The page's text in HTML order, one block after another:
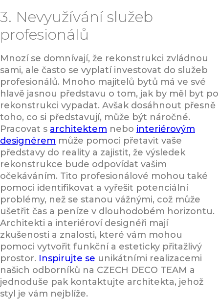
3. Nevyužívání služeb
profesionálů
Mnozí se domnívají, že rekonstrukci zvládnou
sami, ale často se vyplatí investovat do služeb
profesionálů. Mnoho majitelů bytů má ve své
hlavě jasnou představu o tom, jak by měl byt po
rekonstrukci vypadat. Avšak dosáhnout přesně
toho, co si představují, může být náročné.
Pracovat s architektem nebo interiérovým
designérem může pomoci přetavit vaše
představy do reality a zajistit, že výsledek
rekonstrukce bude odpovídat vašim
očekáváním. Tito profesionálové mohou také
pomoci identifikovat a vyřešit potenciální
problémy, než se stanou vážnými, což může
ušetřit čas a peníze v dlouhodobém horizontu.
Architekti a interiéroví designéři mají
zkušenosti a znalosti, které vám mohou
pomoci vytvořit funkční a esteticky přitažlivý
prostor. Inspirujte se unikátními realizacemi
našich odborníků na CZECH DECO TEAM a
jednoduše pak kontaktujte architekta, jehož
styl je vám nejblíže.